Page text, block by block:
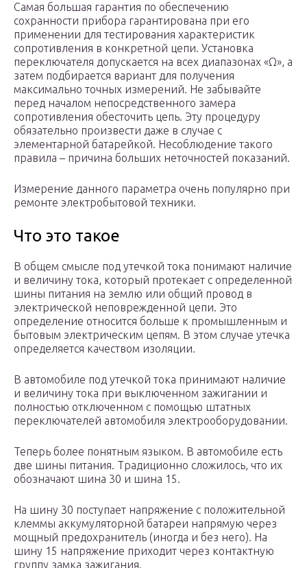
Самая большая гарантия по обеспечению
сохранности прибора гарантирована при его
применении для тестирования характеристик
сопротивления в конкретной цепи. Установка
переключателя допускается на всех диапазонах «Ω», а
затем подбирается вариант для получения
максимально точных измерений. Не забывайте
перед началом непосредственного замера
сопротивления обесточить цепь. Эту процедуру
обязательно произвести даже в случае с
элементарной батарейкой. Несоблюдение такого
правила – причина больших неточностей показаний.
Измерение данного параметра очень популярно при
ремонте электробытовой техники.
Что это такое
В общем смысле под утечкой тока понимают наличие
и величину тока, который протекает с определенной
шины питания на землю или общий провод в
электрической неповрежденной цепи. Это
определение относится больше к промышленным и
бытовым электрическим цепям. В этом случае утечка
определяется качеством изоляции.
В автомобиле под утечкой тока принимают наличие
и величину тока при выключенном зажигании и
полностью отключенном с помощью штатных
переключателей автомобиля электрооборудовании.
Теперь более понятным языком. В автомобиле есть
две шины питания. Традиционно сложилось, что их
обозначают шина 30 и шина 15.
На шину 30 поступает напряжение с положительной
клеммы аккумуляторной батареи напрямую через
мощный предохранитель (иногда и без него). На
шину 15 напряжение приходит через контактную
группу замка зажигания.